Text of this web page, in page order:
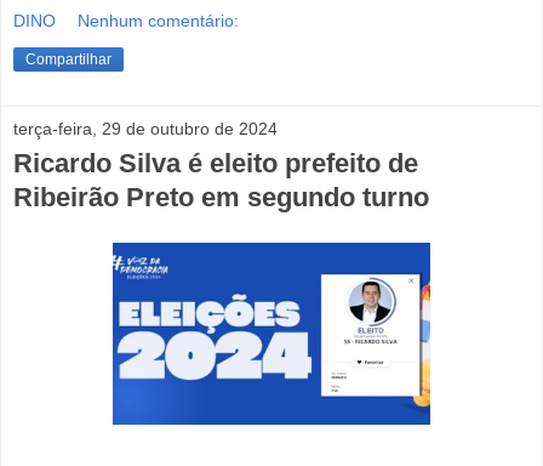
DINO Nenhum comentário:
Compartilhar
terça-feira, 29 de outubro de 2024
Ricardo Silva é eleito prefeito de
Ribeirão Preto em segundo turno